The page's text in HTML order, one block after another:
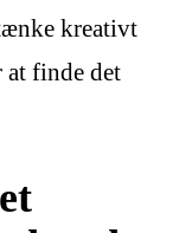
kreativt
at finde det